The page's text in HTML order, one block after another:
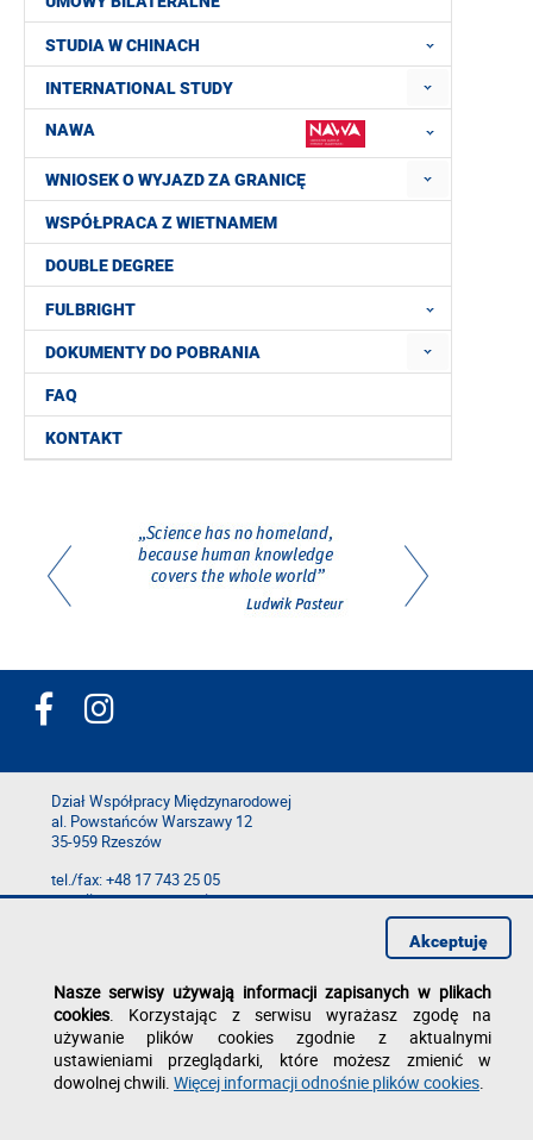
STUDIA W CHINACH
INTERNATIONAL STUDY
NAWA
WNIOSEK O WYJAZD ZA GRANICĘ
WSPÓŁPRACA Z WIETNAMEM
DOUBLE DEGREE
FULBRIGHT
DOKUMENTY DO POBRANIA
FAQ
KONTAKT
Dział Współpracy Międzynarodowej
al. Powstańców Warszawy 12
35-959 Rzeszów
tel./fax: +48 17 743 25 05
e-mail: epta@prz.edu.pl
Nasze serwisy używają informacji zapisanych w plikach
cookies. Korzystając z serwisu wyrażasz zgodę na
używanie plików cookies zgodnie z aktualnymi
ustawieniami przeglądarki, które możesz zmienić w
dowolnej chwili. Więcej informacji odnośnie plików cookies.
Akceptuję